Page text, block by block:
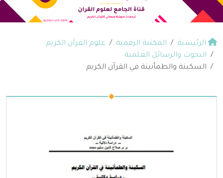
الرئيسية المكتبة الرقمية
علوم القرآن الكريم
البحوث والرسائل العلمية
السكينة والطمأنينة في القرآن الكريم